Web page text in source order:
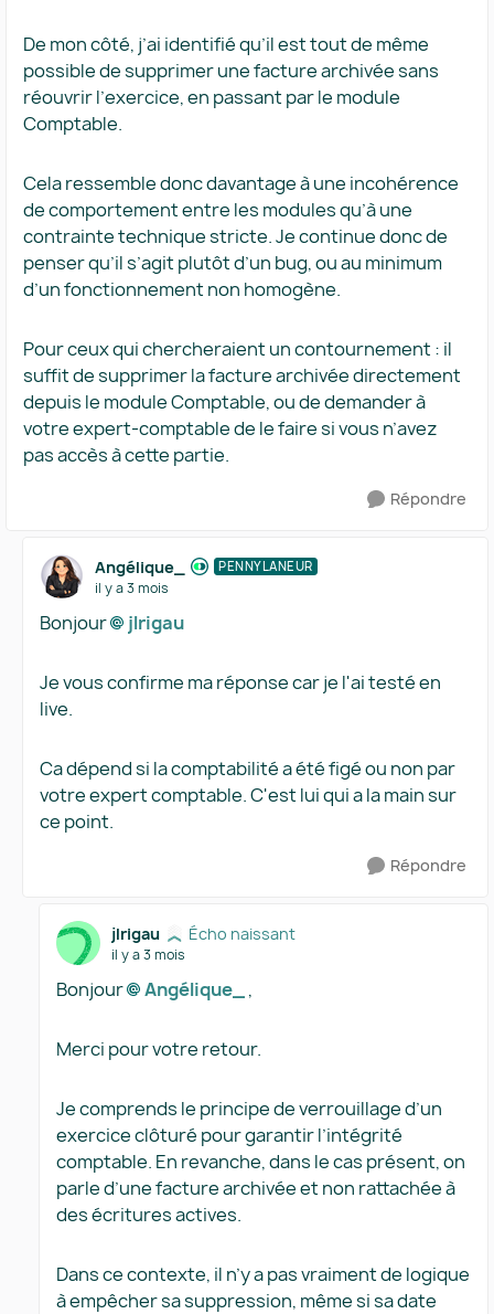
De mon côté, j’ai identifié qu’il est tout de même
possible de supprimer une facture archivée sans
réouvrir l’exercice, en passant par le module
Comptable.
Cela ressemble donc davantage à une incohérence
de comportement entre les modules qu’à une
contrainte technique stricte. Je continue donc de
penser qu’il s’agit plutôt d’un bug, ou au minimum
d’un fonctionnement non homogène.
Pour ceux qui chercheraient un contournement : il
suffit de supprimer la facture archivée directement
depuis le module Comptable, ou de demander à
votre expert-comptable de le faire si vous n’avez
pas accès à cette partie.
Répondre
Angélique_ PENNYLANEUR
il y a 3 mois
Bonjour jlrigau​
Je vous confirme ma réponse car je l'ai testé en
live.
Ca dépend si la comptabilité a été figé ou non par
votre expert comptable. C'est lui qui a la main sur
ce point.
Répondre
jlrigau Écho naissant
il y a 3 mois
Bonjour Angélique_​ ,
Merci pour votre retour.
Je comprends le principe de verrouillage d’un
exercice clôturé pour garantir l’intégrité
comptable. En revanche, dans le cas présent, on
parle d’une facture archivée et non rattachée à
des écritures actives.
Dans ce contexte, il n’y a pas vraiment de logique
à empêcher sa suppression, même si sa date